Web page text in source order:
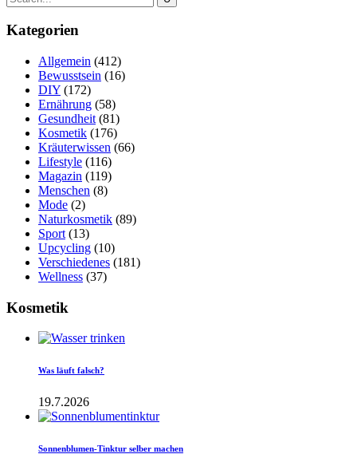
Kategorien
Allgemein (412)
Bewusstsein (16)
DIY (172)
Ernährung (58)
Gesundheit (81)
Kosmetik (176)
Kräuterwissen (66)
Lifestyle (116)
Magazin (119)
Menschen (8)
Mode (2)
Naturkosmetik (89)
Sport (13)
Upcycling (10)
Verschiedenes (181)
Wellness (37)
Kosmetik
Was läuft falsch?
19.7.2026
Sonnenblumen-Tinktur selber machen